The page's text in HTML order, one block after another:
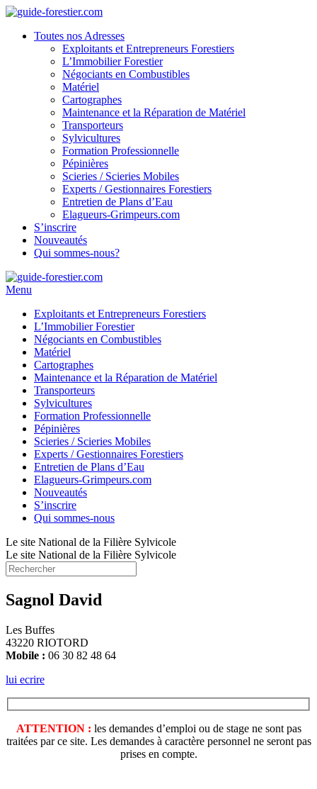
Toutes nos Adresses
Exploitants et Entrepreneurs Forestiers
L’Immobilier Forestier
Négociants en Combustibles
Matériel
Cartographes
Maintenance et la Réparation de Matériel
Transporteurs
Sylvicultures
Formation Professionnelle
Pépinières
Scieries / Scieries Mobiles
Experts / Gestionnaires Forestiers
Entretien de Plans d’Eau
Elagueurs-Grimpeurs.com
S’inscrire
Nouveautés
Qui sommes-nous?
Menu
Exploitants et Entrepreneurs Forestiers
L’Immobilier Forestier
Négociants en Combustibles
Matériel
Cartographes
Maintenance et la Réparation de Matériel
Transporteurs
Sylvicultures
Formation Professionnelle
Pépinières
Scieries / Scieries Mobiles
Experts / Gestionnaires Forestiers
Entretien de Plans d’Eau
Elagueurs-Grimpeurs.com
Nouveautés
S’inscrire
Qui sommes-nous
Le site National de la Filière Sylvicole
Le site National de la Filière Sylvicole
Sagnol David
Les Buffes
43220 RIOTORD
Mobile : 06 30 82 48 64
lui ecrire
ATTENTION : les demandes d’emploi ou de stage ne sont pas
traitées par ce site. Les demandes à caractère personnel ne seront pas
prises en compte.